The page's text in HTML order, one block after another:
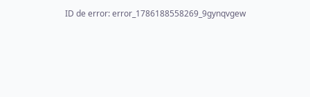
ID de error: error_1786188558269_9gynqvgew